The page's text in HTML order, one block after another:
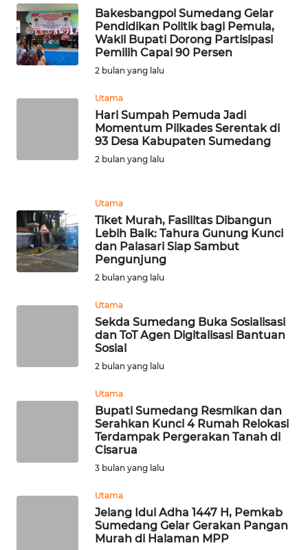
Bakesbangpol Sumedang Gelar
Pendidikan Politik bagi Pemula,
Wakil Bupati Dorong Partisipasi
Pemilih Capai 90 Persen
2 bulan yang lalu
Utama
Hari Sumpah Pemuda Jadi
Momentum Pilkades Serentak di
93 Desa Kabupaten Sumedang
2 bulan yang lalu
Utama
Tiket Murah, Fasilitas Dibangun
Lebih Baik: Tahura Gunung Kunci
dan Palasari Siap Sambut
Pengunjung
2 bulan yang lalu
Utama
Sekda Sumedang Buka Sosialisasi
dan ToT Agen Digitalisasi Bantuan
Sosial
2 bulan yang lalu
Utama
Bupati Sumedang Resmikan dan
Serahkan Kunci 4 Rumah Relokasi
Terdampak Pergerakan Tanah di
Cisarua
3 bulan yang lalu
Utama
Jelang Idul Adha 1447 H, Pemkab
Sumedang Gelar Gerakan Pangan
Murah di Halaman MPP
MALUT
WN
DAIRI
WN
WN
LANGKAT
WN
WN
SIMALUNGUN